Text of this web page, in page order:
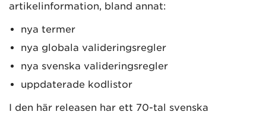
artikelinformation, bland annat:
nya termer
nya globala valideringsregler
nya svenska valideringsregler
uppdaterade kodlistor
I den här releasen har ett 70-tal svenska